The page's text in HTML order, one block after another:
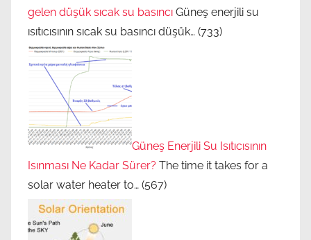
gelen düşük sıcak su basıncı Güneş enerjili su
ısıtıcısının sıcak su basıncı düşük… (733)
Güneş Enerjili Su Isıtıcısının
Isınması Ne Kadar Sürer? The time it takes for a
solar water heater to… (567)